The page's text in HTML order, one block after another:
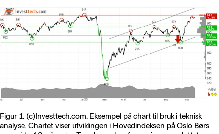
Figur 1. (c)Investtech.com. Eksempel på chart til bruk i teknisk
analyse. Chartet viser utviklingen i Hovedindeksen på Oslo Børs